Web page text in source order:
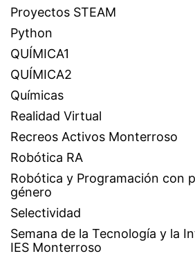
Proyectos STEAM
Python
QUÍMICA1
QUÍMICA2
Químicas
Realidad Virtual
Recreos Activos Monterroso
Robótica RA
Robótica y Programación con
género
Selectividad
Semana de la Tecnología y la
IES Monterroso